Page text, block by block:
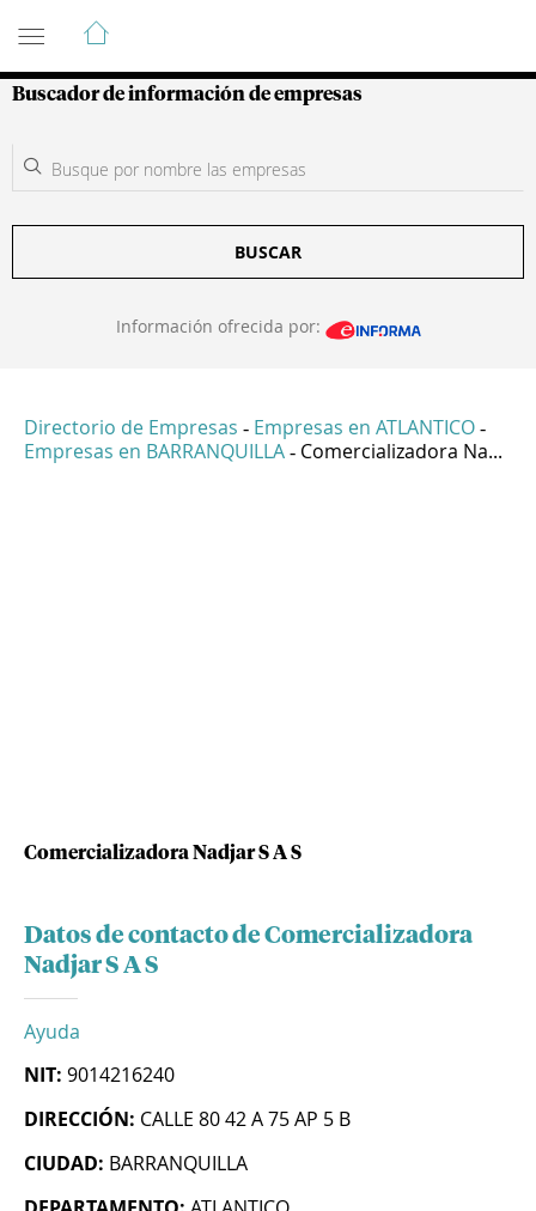
Guía de Empresas Colombianas
Buscador de información de empresas
BUSCAR
Información ofrecida por:
Directorio de Empresas - Empresas en ATLANTICO -
Empresas en BARRANQUILLA - Comercializadora Na...
Comercializadora Nadjar S A S
Datos de contacto de Comercializadora
Nadjar S A S
Ayuda
NIT: 9014216240
DIRECCIÓN: CALLE 80 42 A 75 AP 5 B
CIUDAD: BARRANQUILLA